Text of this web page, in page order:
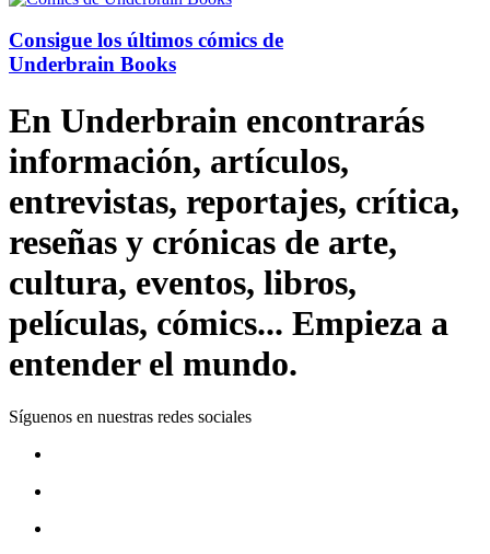
Consigue los últimos cómics de
Underbrain Books
En Underbrain encontrarás
información, artículos,
entrevistas, reportajes, crítica,
reseñas y crónicas de arte,
cultura, eventos, libros,
películas, cómics... Empieza a
entender el mundo.
Síguenos en nuestras redes sociales